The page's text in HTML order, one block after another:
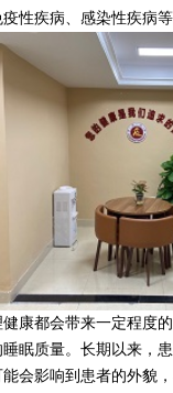
性疾病、感染性疾病等
都会带来一定程度的
眠质量。长期以来，
会影响到患者的外貌